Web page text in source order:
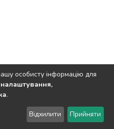
© 2002-2026 LYRASIS
Send Feedback
особисту інформацію для
налаштування,
.
Відхилити Прийняти